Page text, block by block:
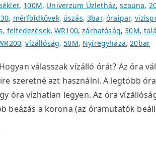
, 100M, Univerzum Üzletház,szauna,
, mérföldkövek, úszás,3bar,óraipar,
, felfedezések,WR100,zárhatóság,30M,
,vízállóság,50M, Nyíregyháza,20bar
Hogyan válasszak vízálló órát? Az óra
szeretné azt használni. A legtöbb
óra vízhatlan legyen. Az óra
beázás a korona (az óramutatók